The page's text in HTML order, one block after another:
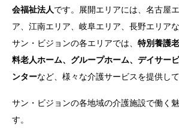
会福祉法人です。展開エリアには、名古屋
ア、江南エリア、岐阜エリア、長野エリア
サン・ビジョンの各エリアでは、 特別養護
料老人ホーム、グループホーム、デイサー
ンターなど、様々な介護サービスを提供して
サン・ビジョンの各地域の介護施設で働く
す。